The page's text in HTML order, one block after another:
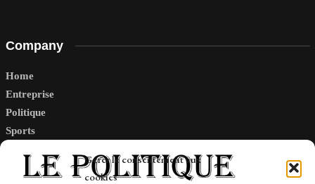
Gérer le consentement aux
cookies
Company
Home
Entreprise
Politique
Sports